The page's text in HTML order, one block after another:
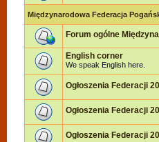
Międzynarodowa Federacja
Forum ogólne
English corner
We speak English here.
Ogłoszenia Federacji
Ogłoszenia Federacji
Ogłoszenia Federacji